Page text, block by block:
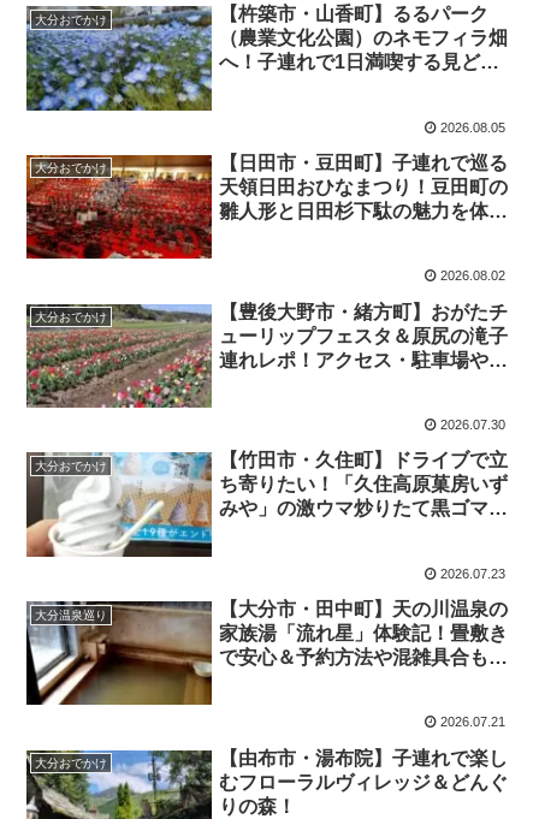
大分おでかけ
【杵築市・山香町】るるパーク
（農業文化公園）のネモフィラ畑
へ！子連れで1日満喫する見どこ
2026.08.05
大分おでかけ
【日田市・豆田町】子連れで巡る
天領日田おひなまつり！豆田町の
雛人形と日田杉下駄の魅力を体験
2026.08.02
大分おでかけ
【豊後大野市・緒方町】おがたチ
ューリップフェスタ＆原尻の滝子
連れレポ！アクセス・駐車場や見
2026.07.30
大分おでかけ
【竹田市・久住町】ドライブで立
ち寄りたい！「久住高原菓房いず
みや」の激ウマ炒りたて黒ゴマソ
2026.07.23
大分温泉巡り
【大分市・田中町】天の川温泉の
家族湯「流れ星」体験記！畳敷き
で安心＆予約方法や混雑具合も解
2026.07.21
大分おでかけ
【由布市・湯布院】子連れで楽し
むフローラルヴィレッジ＆どんぐ
りの森！